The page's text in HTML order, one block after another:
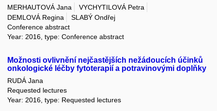
MERHAUTOVÁ Jana
VYCHYTILOVÁ Petra
DEMLOVÁ Regina
SLABÝ Ondřej
Conference abstract
Year: 2016, type: Conference abstract
Možnosti ovlivnění nejčastějších nežádoucích účinků
onkologické léčby fytoterapií a potravinovými doplňky
RUDÁ Jana
Requested lectures
Year: 2016, type: Requested lectures